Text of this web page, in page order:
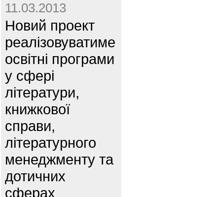
11.03.2013
Новий проект
реалізовуватиме
освітні програми
у сфері
літератури,
книжкової
справи,
літературного
менеджменту та
дотичних
сферах